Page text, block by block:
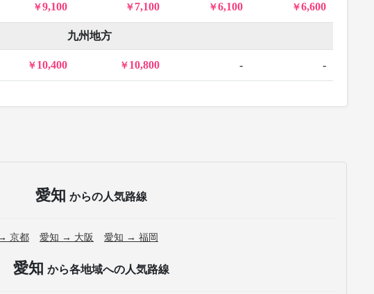
9,100 7,100 6,100 6,600
九州地方
10,400 10,800 - -
愛知 からの人気路線
京都 愛知 → 大阪 愛知 → 福岡
愛知 から各地域への人気路線